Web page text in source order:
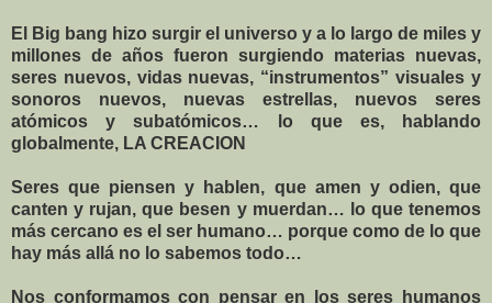
El Big bang hizo surgir el universo y a lo largo de miles y
millones de años fueron surgiendo materias nuevas,
seres nuevos, vidas nuevas, “instrumentos” visuales y
sonoros nuevos, nuevas estrellas, nuevos seres
atómicos y subatómicos… lo que es, hablando
globalmente, LA CREACION
Seres que piensen y hablen, que amen y odien, que
canten y rujan, que besen y muerdan… lo que tenemos
más cercano es el ser humano… porque como de lo que
hay más allá no lo sabemos todo…
Nos conformamos con pensar en los seres humanos